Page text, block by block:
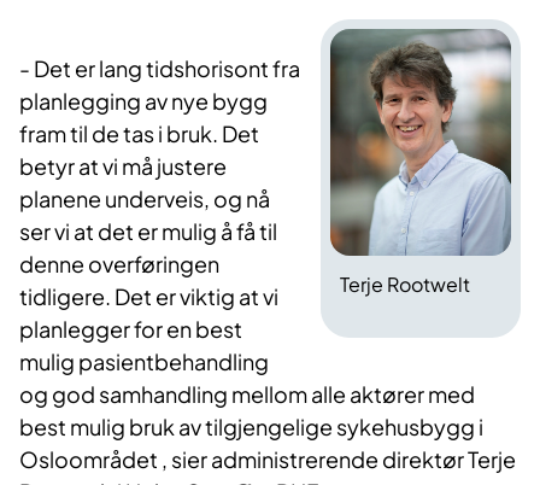
Terje Rootwelt
- Det er lang tidshorisont fra
planlegging av nye bygg
fram til de tas i bruk. Det
betyr at vi må justere
planene underveis, og nå
ser vi at det er mulig å få til
denne overføringen
tidligere. Det er viktig at vi
planlegger for en best
mulig pasientbehandling
og god samhandling mellom alle aktører med
best mulig bruk av tilgjengelige sykehusbygg i
Osloområdet , sier administrerende direktør Terje